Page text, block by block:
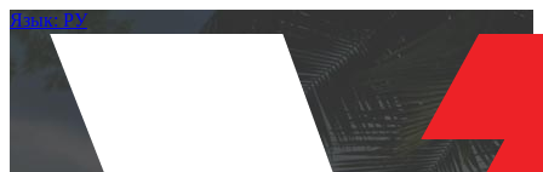
Язык: РУ